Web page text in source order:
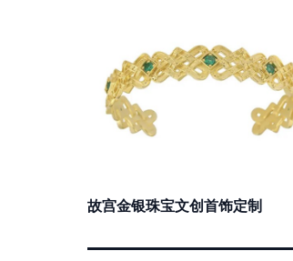
故宫金银珠宝文创首饰定制